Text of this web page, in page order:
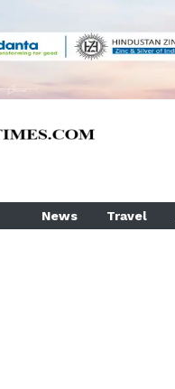
News Travel